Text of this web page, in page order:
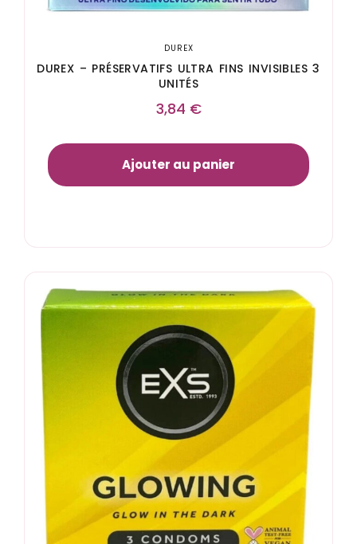
DUREX
DUREX – PRÉSERVATIFS ULTRA FINS INVISIBLES 3
UNITÉS
3,84 €
Ajouter au panier